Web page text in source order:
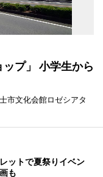
プ」 小学生から
市文化会館ロゼシアタ
ットで夏祭りイベン
も